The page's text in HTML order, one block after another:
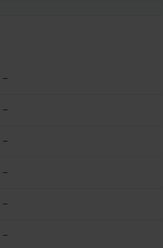
–
–
–
–
–
–